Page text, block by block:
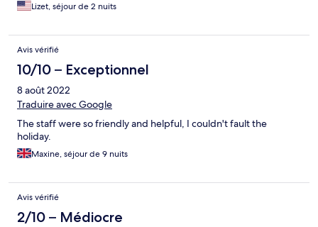
Lizet, séjour de 2 nuits
Avis vérifié
10/10 – Exceptionnel
8 août 2022
Traduire avec Google
The staff were so friendly and helpful, I couldn't fault the
holiday.
Maxine, séjour de 9 nuits
Avis vérifié
2/10 – Médiocre